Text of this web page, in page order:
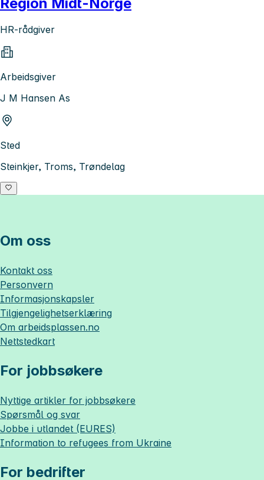
HR-rådgiver
Arbeidsgiver
J M Hansen As
Sted
Steinkjer, Troms, Trøndelag
Om oss
Kontakt oss
Personvern
Informasjonskapsler
Tilgjengelighetserklæring
Om arbeidsplassen.no
Nettstedkart
For jobbsøkere
Nyttige artikler for jobbsøkere
Spørsmål og svar
Jobbe i utlandet (EURES)
Information to refugees from Ukraine
For bedrifter